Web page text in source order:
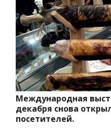
Международная
декабря снова
посетителей.